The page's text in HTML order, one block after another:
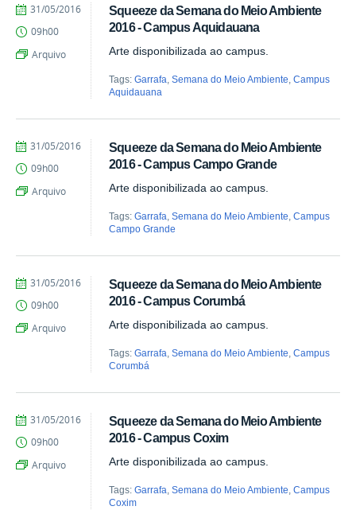
Squeeze da Semana do Meio Ambiente
2016 - Campus Aquidauana
Arte disponibilizada ao campus.
Tags:Garrafa ,Semana do Meio Ambiente ,Campus
Aquidauana
by
Aragão
Published
31/05/2016
09h00
Arquivo
Squeeze da Semana do Meio Ambiente
2016 - Campus Campo Grande
Arte disponibilizada ao campus.
Tags:Garrafa ,Semana do Meio Ambiente ,Campus
Campo Grande
by
Aragão
Published
31/05/2016
09h00
Arquivo
Squeeze da Semana do Meio Ambiente
2016 - Campus Corumbá
Arte disponibilizada ao campus.
Tags:Garrafa ,Semana do Meio Ambiente ,Campus
Corumbá
by
Aragão
Published
31/05/2016
09h00
Arquivo
Squeeze da Semana do Meio Ambiente
2016 - Campus Coxim
Arte disponibilizada ao campus.
Tags:Garrafa ,Semana do Meio Ambiente ,Campus
Coxim
by
Aragão
Published
31/05/2016
09h00
Arquivo